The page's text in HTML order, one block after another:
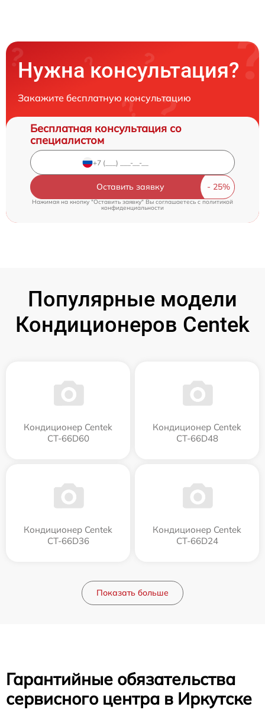
Нужна консультация?
Закажите бесплатную консультацию
Бесплатная консультация со
специалистом
Оставить заявку
Нажимая на кнопку "Оставить заявку" Вы соглашаетесь c политикой
конфиденциальности
Популярные модели
Кондиционеров Centek
Кондиционер Centek
CT-66D60
Кондиционер Centek
CT-66D48
Кондиционер Centek
CT-66D36
Кондиционер Centek
CT-66D24
Показать больше
Гарантийные обязательства
сервисного центра в Иркутске